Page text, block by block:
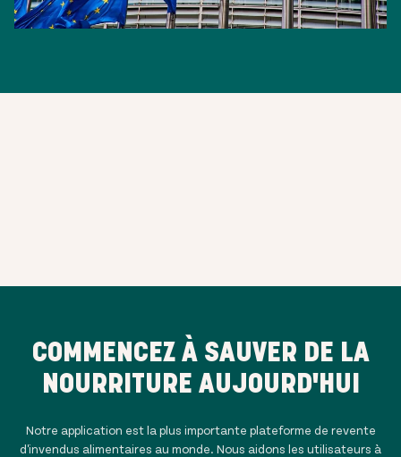
COMMENCEZ À SAUVER DE LA
NOURRITURE AUJOURD'HUI
Notre application est la plus importante plateforme de revente
d'invendus alimentaires au monde. Nous aidons les utilisateurs à